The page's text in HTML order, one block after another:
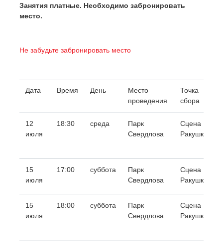
Занятия платные. Необходимо забронировать
место.
Не забудьте забронировать место
Дата Время День
Место
проведения
Точка
сбора
12
июля
18:30 среда
Парк
Свердлова
Сцена
Ракушка
15
июля
17:00 суббота
Парк
Свердлова
Сцена
Ракушка
15
июля
18:00 суббота
Парк
Свердлова
Сцена
Ракушка